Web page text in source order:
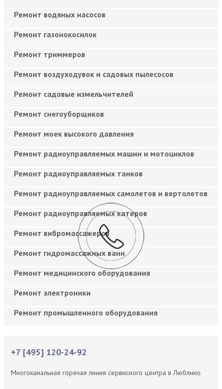
Ремонт водяных насосов
Ремонт газонокосилок
Ремонт триммеров
Ремонт воздуходувок и садовых пылесосов
Ремонт садовые измельчителей
Ремонт снегоуборщиков
Ремонт моек высокого давления
Ремонт радиоуправляемых машин и мотоциклов
Ремонт радиоуправляемых танков
Ремонт радиоуправляемых самолетов и вертолетов
Ремонт радиоуправляемых катеров
Ремонт вибромассажеров
Ремонт гидромассажных ванн
Ремонт медицинского оборудования
Ремонт электроники
Ремонт промышленного оборудования
+7 [495] 120-24-92
Многоканальная горячая линия сервисного центра в Люблино